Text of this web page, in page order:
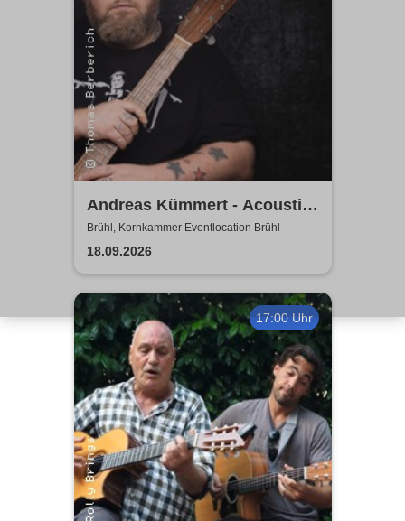
Andreas Kümmert - Acoustic
Duo
Brühl, Kornkammer Eventlocation Brühl
18.09.2026
17:00 Uhr